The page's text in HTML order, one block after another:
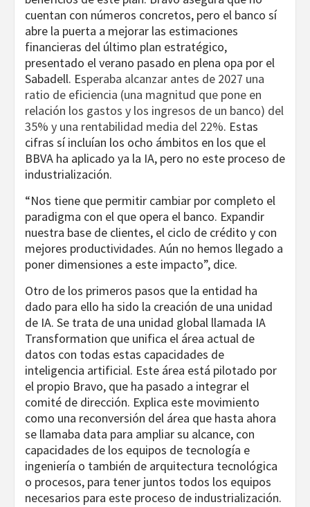
cuentan con números concretos, pero el banco sí
abre la puerta a mejorar las estimaciones
financieras del último plan estratégico,
presentado el verano pasado en plena opa por el
Sabadell. Esperaba alcanzar antes de 2027 una
ratio de eficiencia (una magnitud que pone en
relación los gastos y los ingresos de un banco) del
35% y una rentabilidad media del 22%. Estas
cifras sí incluían los ocho ámbitos en los que el
BBVA ha aplicado ya la IA, pero no este proceso de
industrialización.
“Nos tiene que permitir cambiar por completo el
paradigma con el que opera el banco. Expandir
nuestra base de clientes, el ciclo de crédito y con
mejores productividades. Aún no hemos llegado a
poner dimensiones a este impacto”, dice.
Otro de los primeros pasos que la entidad ha
dado para ello ha sido la creación de una unidad
de IA. Se trata de una unidad global llamada IA
Transformation que unifica el área actual de
datos con todas estas capacidades de
inteligencia artificial. Este área está pilotado por
el propio Bravo, que ha pasado a integrar el
comité de dirección. Explica este movimiento
como una reconversión del área que hasta ahora
se llamaba data para ampliar su alcance, con
capacidades de los equipos de tecnología e
ingeniería o también de arquitectura tecnológica
o procesos, para tener juntos todos los equipos
necesarios para este proceso de industrialización.